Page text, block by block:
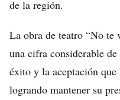
de la región.
La obra de teatro “No te
una cifra considerable
éxito y la aceptación
logrando mantener su